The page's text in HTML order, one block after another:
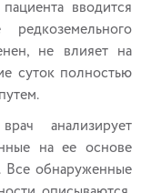
вводится
не влияет на
суток полностью
анализирует
на ее основе
обнаруженные